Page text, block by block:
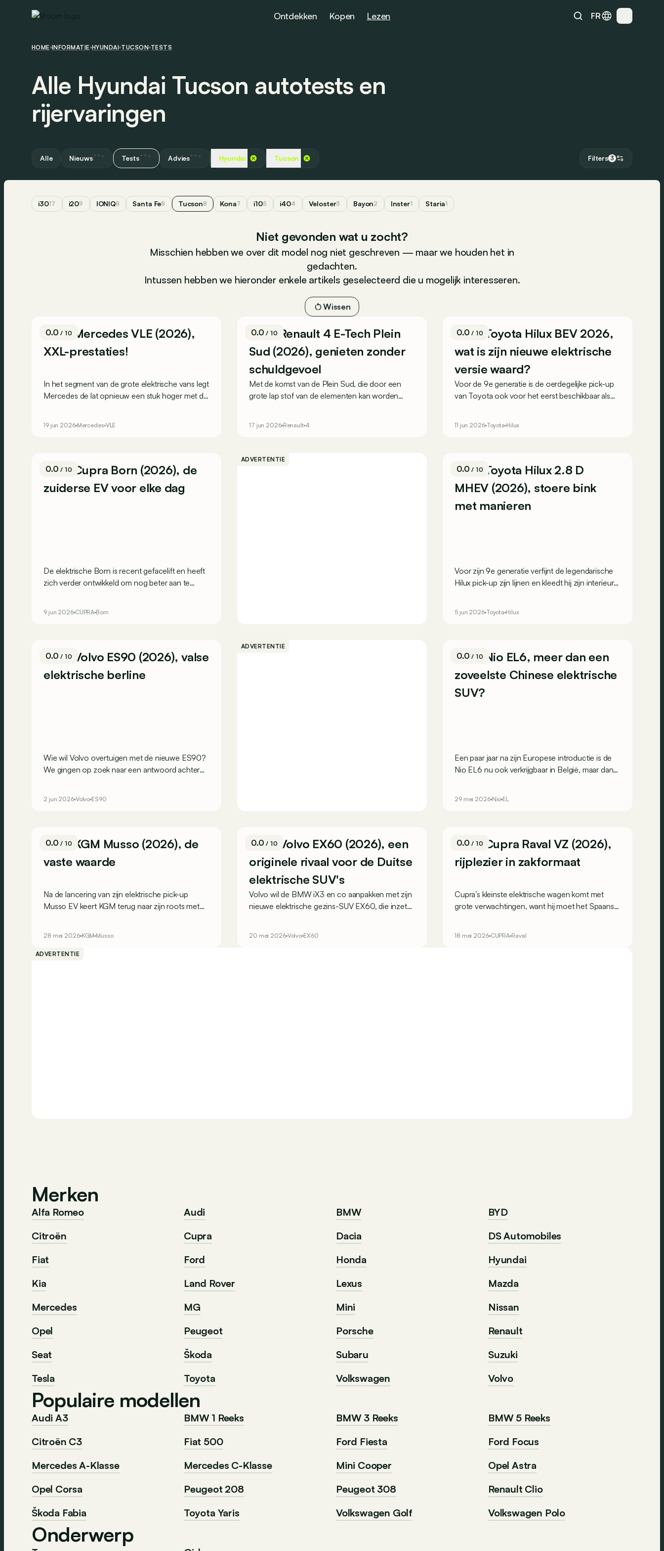
Ontdekken Kopen Lezen FR
HOME INFORMATIE HYUNDAI TUCSON TESTS
Alle Hyundai Tucson autotests en
rijervaringen
Alle Nieuws Tests Advies Hyundai Tucson Filters 3
i3017 i209 IONIQ8 Santa Fe8 Tucson8 Kona7 i105 i404 Veloster3 Bayon2 Inster1 Staria1
Niet gevonden wat u zocht?
Misschien hebben we over dit model nog niet geschreven — maar we houden het in
gedachten.
Intussen hebben we hieronder enkele artikels geselecteerd die u mogelijk interesseren.
Wissen
0.0/ 10
Test: Mercedes VLE (2026),
XXL-prestaties!
In het segment van de grote elektrische vans legt
Mercedes de lat opnieuw een stuk hoger met de
19 jun 2026 Mercedes VLE
0.0/ 10
Test: Renault 4 E-Tech Plein
Sud (2026), genieten zonder
schuldgevoel
Met de komst van de Plein Sud, die door een
grote lap stof van de elementen kan worden
elektrische wagen een tweede jeugd?
17 jun 2026 Renault 4
0.0/ 10
Test: Toyota Hilux BEV 2026,
wat is zijn nieuwe elektrische
versie waard?
Voor de 9e generatie is de oerdegelijke pick-up
van Toyota ook voor het eerst beschikbaar als
weg én erbuiten.
11 jun 2026 Toyota Hilux
0.0/ 10
Test: Cupra Born (2026), de
zuiderse EV voor elke dag
De elektrische Born is recent gefacelift en heeft
zich verder ontwikkeld om nog beter aan te
9 jun 2026 CUPRA Born
ADVERTENTIE
0.0/ 10
Test: Toyota Hilux 2.8 D
MHEV (2026), stoere bink
met manieren
Voor zijn 9e generatie verfijnt de legendarische
Hilux pick-up zijn lijnen en kleedt hij zijn interieur
kerel? We testen hem hier in zijn mildhybride
5 jun 2026 Toyota Hilux
0.0/ 10
Test: Volvo ES90 (2026), valse
elektrische berline
Wie wil Volvo overtuigen met de nieuwe ES90?
We gingen op zoek naar een antwoord achter
2 jun 2026 Volvo ES90
ADVERTENTIE
0.0/ 10
Test: Nio EL6, meer dan een
zoveelste Chinese elektrische
SUV?
Een paar jaar na zijn Europese introductie is de
Nio EL6 nu ook verkrijgbaar in België, maar dan
29 mei 2026 Nio EL
0.0/ 10
Test: KGM Musso (2026), de
vaste waarde
Na de lancering van zijn elektrische pick-up
Musso EV keert KGM terug naar zijn roots met
Grand Musso.
28 mei 2026 KGM Musso
0.0/ 10
Test: Volvo EX60 (2026), een
originele rivaal voor de Duitse
elektrische SUV's
Volvo wil de BMW iX3 en co aanpakken met zijn
nieuwe elektrische gezins-SUV EX60, die inzet
20 mei 2026 Volvo EX60
0.0/ 10
Test: Cupra Raval VZ (2026),
rijplezier in zakformaat
Cupra’s kleinste elektrische wagen komt met
grote verwachtingen, want hij moet het Spaanse
18 mei 2026 CUPRA Raval
ADVERTENTIE
Merken
Alfa Romeo Audi BMW
BYD
Citroën
Cupra Dacia
DS Automobiles
Fiat
Ford Honda
Hyundai
Kia
Land Rover Lexus
Mazda
Mercedes
MG Mini
Nissan
Opel
Peugeot Porsche
Renault
Seat
Škoda Subaru
Suzuki
Tesla
Toyota Volkswagen Volvo
Populaire modellen
Audi A3 BMW 1 Reeks BMW 3 Reeks
BMW 5 Reeks
Citroën C3
Fiat 500 Ford Fiesta
Ford Focus
Mercedes A-Klasse
Mercedes C-Klasse Mini Cooper
Opel Astra
Opel Corsa
Peugeot 208 Peugeot 308
Renault Clio
Škoda Fabia
Toyota Yaris Volkswagen Golf Volkswagen Polo
Onderwerp